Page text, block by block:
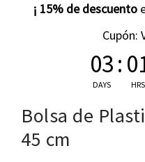
¡ 15% de descuento
Cupón:
03
DAYS
:
HRS
Bolsa de
45 cm